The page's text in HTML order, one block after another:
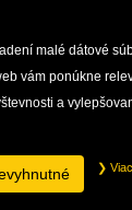
GDPR
Mikuláš, Slovenská
artlandia, develop by
malé dátové
vám ponúkne
a